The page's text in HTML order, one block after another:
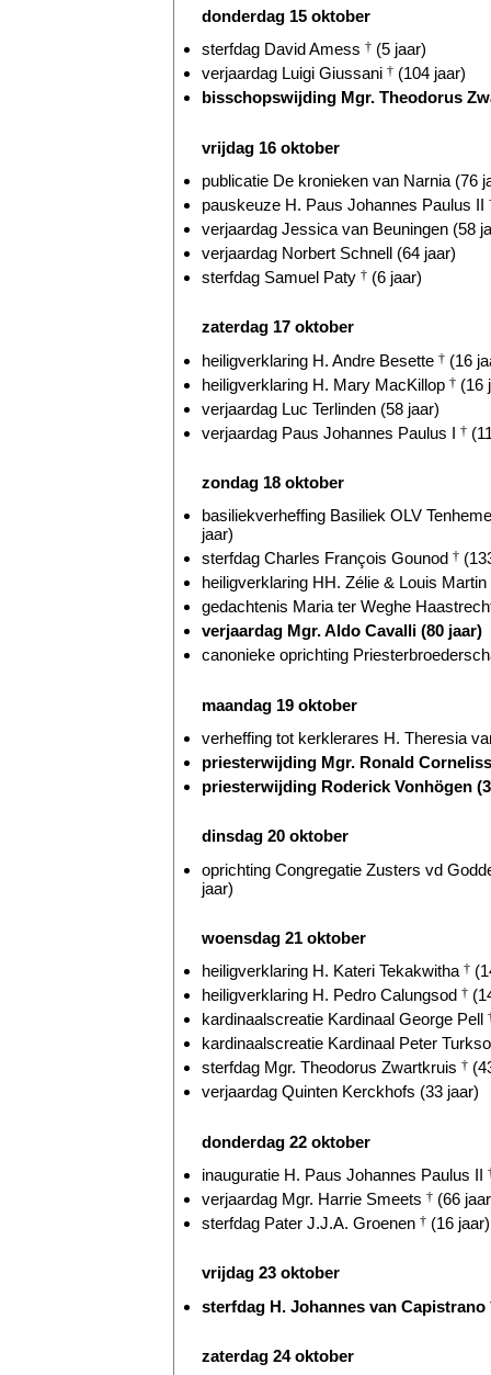
donderdag 15 oktober
sterfdag David Amess † (5 jaar)
verjaardag Luigi Giussani † (104 jaar)
bisschopswijding Mgr. Theodorus
vrijdag 16 oktober
publicatie De kronieken van Narnia (76
pauskeuze H. Paus Johannes Paulus II
verjaardag Jessica van Beuningen (58
verjaardag Norbert Schnell (64 jaar)
sterfdag Samuel Paty † (6 jaar)
zaterdag 17 oktober
heiligverklaring H. Andre Besette † (16
heiligverklaring H. Mary MacKillop † (16
verjaardag Luc Terlinden (58 jaar)
verjaardag Paus Johannes Paulus I †
zondag 18 oktober
basiliekverheffing Basiliek OLV
jaar)
sterfdag Charles François Gounod †
heiligverklaring HH. Zélie & Louis Martin
gedachtenis Maria ter Weghe
verjaardag Mgr. Aldo Cavalli (80 jaar)
canonieke oprichting
maandag 19 oktober
verheffing tot kerklerares H. Theresia
priesterwijding Mgr. Ronald
priesterwijding Roderick Vonhögen
dinsdag 20 oktober
oprichting Congregatie Zusters vd
jaar)
woensdag 21 oktober
heiligverklaring H. Kateri Tekakwitha †
heiligverklaring H. Pedro Calungsod †
kardinaalscreatie Kardinaal George Pell
kardinaalscreatie Kardinaal Peter
sterfdag Mgr. Theodorus Zwartkruis †
verjaardag Quinten Kerckhofs (33 jaar)
donderdag 22 oktober
inauguratie H. Paus Johannes Paulus II
verjaardag Mgr. Harrie Smeets † (66
sterfdag Pater J.J.A. Groenen † (16 jaar)
vrijdag 23 oktober
sterfdag H. Johannes van Capistrano
zaterdag 24 oktober